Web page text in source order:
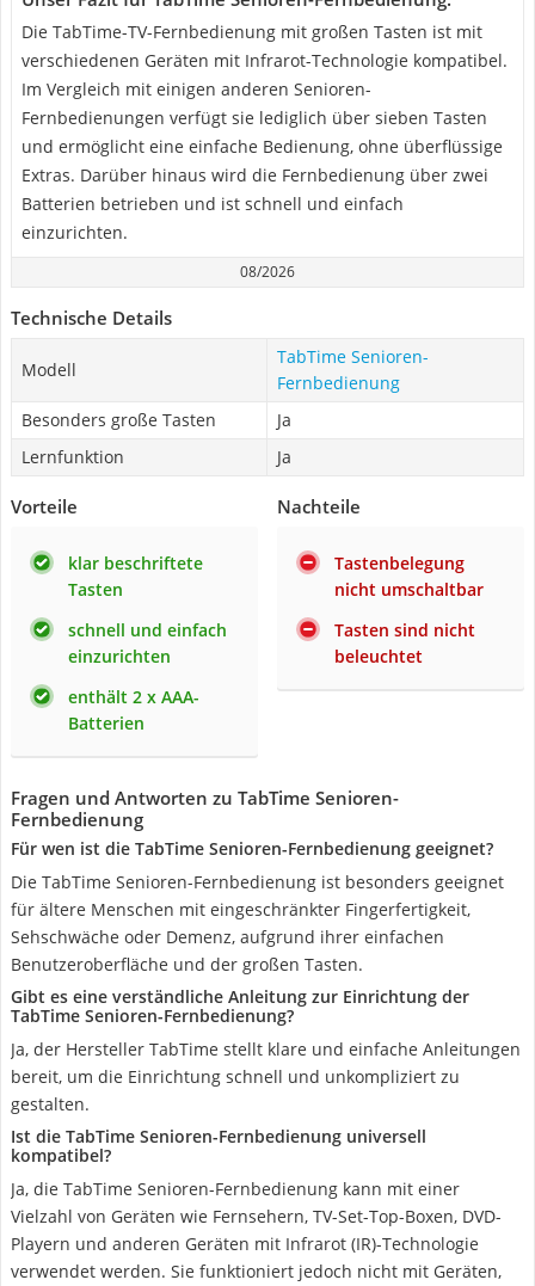
Die TabTime-TV-Fernbedienung mit großen Tasten ist mit
verschiedenen Geräten mit Infrarot-Technologie kompatibel.
Im Vergleich mit einigen anderen Senioren-
Fernbedienungen verfügt sie lediglich über sieben Tasten
und ermöglicht eine einfache Bedienung, ohne überflüssige
Extras. Darüber hinaus wird die Fernbedienung über zwei
Batterien betrieben und ist schnell und einfach
einzurichten.
08/2026
Technische Details
Modell
TabTime Senioren-
Fernbedienung
Besonders große Tasten
Ja
Lernfunktion
Ja
Vorteile
klar beschriftete
Tasten
schnell und einfach
einzurichten
enthält 2 x AAA-
Batterien
Nachteile
Tastenbelegung
nicht umschaltbar
Tasten sind nicht
beleuchtet
Fragen und Antworten zu TabTime Senioren-
Fernbedienung
Für wen ist die TabTime Senioren-Fernbedienung geeignet?
Die TabTime Senioren-Fernbedienung ist besonders geeignet
für ältere Menschen mit eingeschränkter Fingerfertigkeit,
Sehschwäche oder Demenz, aufgrund ihrer einfachen
Benutzeroberfläche und der großen Tasten.
Gibt es eine verständliche Anleitung zur Einrichtung der
TabTime Senioren-Fernbedienung?
Ja, der Hersteller TabTime stellt klare und einfache Anleitungen
bereit, um die Einrichtung schnell und unkompliziert zu
gestalten.
Ist die TabTime Senioren-Fernbedienung universell
kompatibel?
Ja, die TabTime Senioren-Fernbedienung kann mit einer
Vielzahl von Geräten wie Fernsehern, TV-Set-Top-Boxen, DVD-
Playern und anderen Geräten mit Infrarot (IR)-Technologie
verwendet werden. Sie funktioniert jedoch nicht mit Geräten,